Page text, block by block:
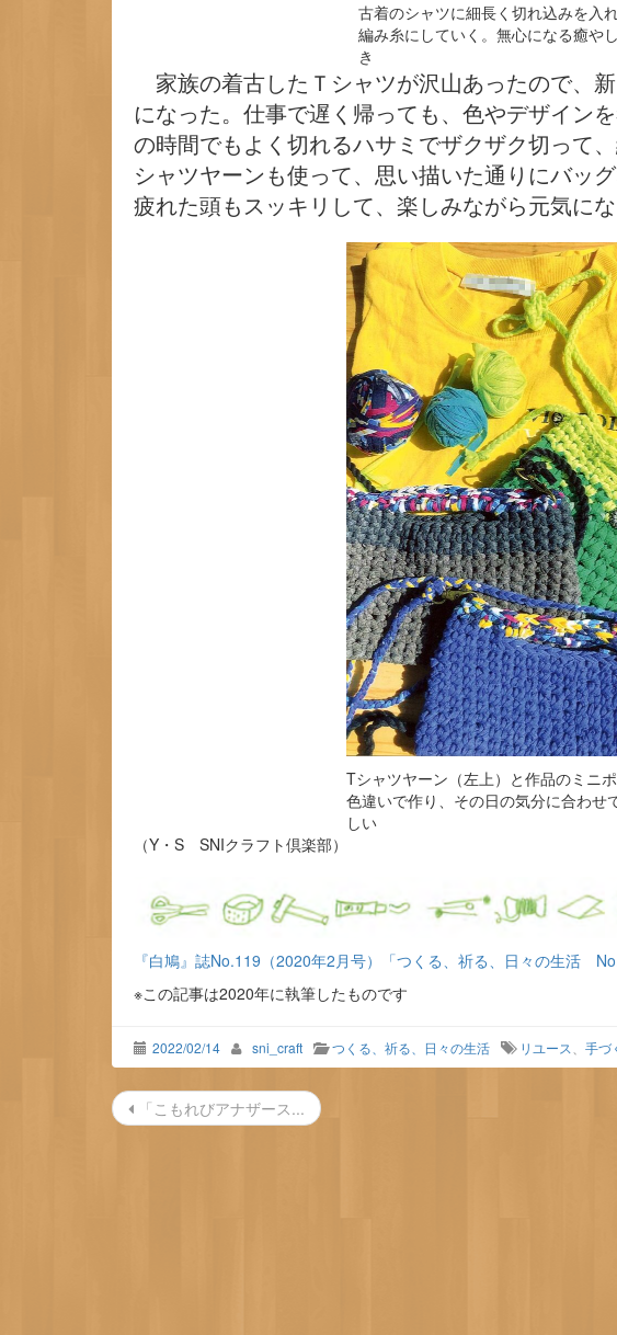
古着のシャツに細長く切れ込みを入
編み糸にしていく。無心になる癒や
き
家族の着古したＴシャツが沢山あったので、
になった。仕事で遅く帰っても、色やデザイン
の時間でもよく切れるハサミでザクザク切って
シャツヤーンも使って、思い描いた通りにバッ
疲れた頭もスッキリして、楽しみながら元気に
Tシャツヤーン（左上）と作品のミニポ
色違いで作り、その日の気分に合わせ
しい
（Y・S SNIクラフト倶楽部）
『白鳩』誌No.119（2020年2月号）「つくる、祈る、日々の生活
※この記事は2020年に執筆したものです
2022/02/14 sni_craft つくる、祈る、日々の生活 リユース 手づ
投「こもれびアナザース...